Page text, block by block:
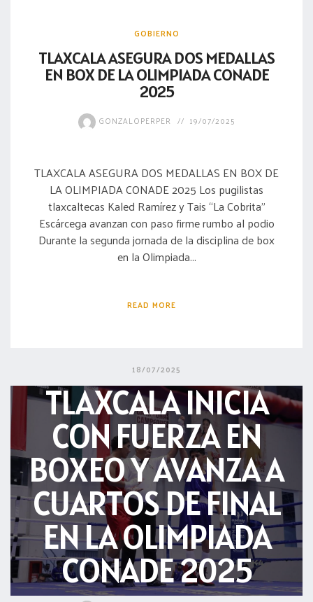
GOBIERNO
TLAXCALA ASEGURA DOS MEDALLAS
EN BOX DE LA OLIMPIADA CONADE
2025
GONZALOPERPER 19/07/2025
TLAXCALA ASEGURA DOS MEDALLAS EN BOX DE
LA OLIMPIADA CONADE 2025 Los pugilistas
tlaxcaltecas Kaled Ramírez y Tais “La Cobrita”
Escárcega avanzan con paso firme rumbo al podio
Durante la segunda jornada de la disciplina de box
en la Olimpiada...
READ MORE
18/07/2025
TLAXCALA INICIA
CON FUERZA EN
BOXEO Y AVANZA A
CUARTOS DE FINAL
EN LA OLIMPIADA
CONADE 2025